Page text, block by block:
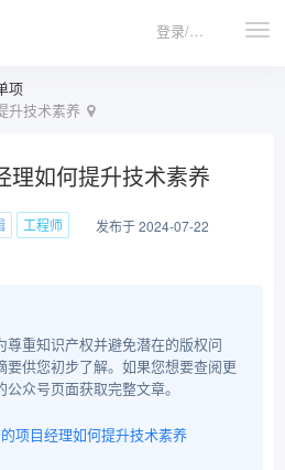
登录/注册
项
升技术素养
理如何提升技术素养
工程师
发布于 2024-07-22
重知识产权并避免潜在的版权问
供您初步了解。如果您想要查阅更
众号页面获取完整文章。
项目经理如何提升技术素养